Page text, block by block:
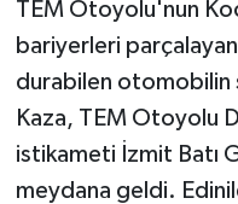
TEM Otoyolu'nun
bariyerleri
durabilen otomobilin
Kaza, TEM Otoyolu
istikameti İzmit Batı
meydana geldi.